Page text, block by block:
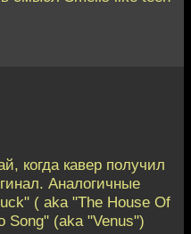
когда кавер получил
Аналогичные
( aka "The House Of
Song" (aka "Venus")